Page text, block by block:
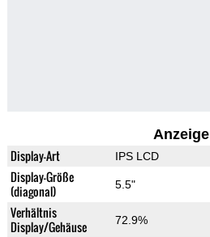
Anzeige
Display-Art IPS LCD
Display-Größe
(diagonal)
5.5"
Verhältnis
Display/Gehäuse
72.9%